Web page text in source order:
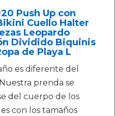
Push Up con
Cuello Halter
Leopardo
Dividido Biquinis
de Playa L
es diferente del
prenda se
del cuerpo de los
con los tamaños